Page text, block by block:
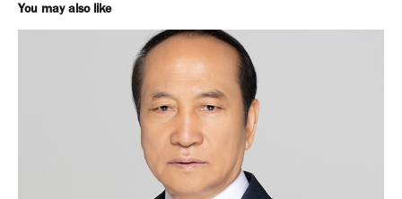
You may also like